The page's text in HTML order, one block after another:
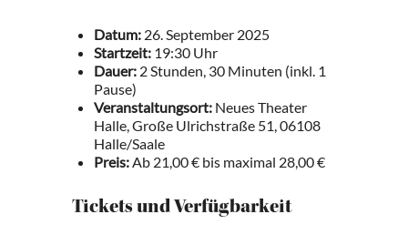
Datum: 26. September 2025
Startzeit: 19:30 Uhr
Dauer: 2 Stunden, 30 Minuten (inkl. 1
Pause)
Veranstaltungsort: Neues Theater
Halle, Große Ulrichstraße 51, 06108
Halle/Saale
Preis:Ab 21,00 € bis maximal 28,00 €
Tickets und Verfügbarkeit